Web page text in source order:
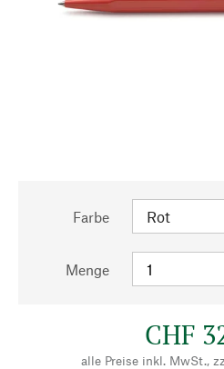
Farbe
Menge
CHF
alle Preise inkl. MwSt.,